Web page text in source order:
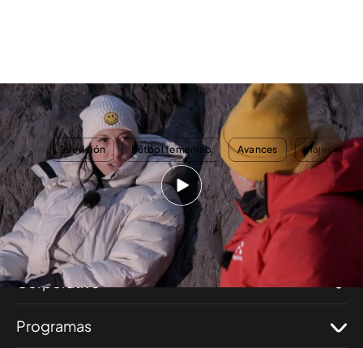
Avance | Jenni Hermoso, sobre Vilda: "Nos obligaba a dejar abiertas las
puertas de las habitaciones"
TEMAS Televisión Fútbol femenino Avances Viajes
Nosotros
Corporativo
Programas